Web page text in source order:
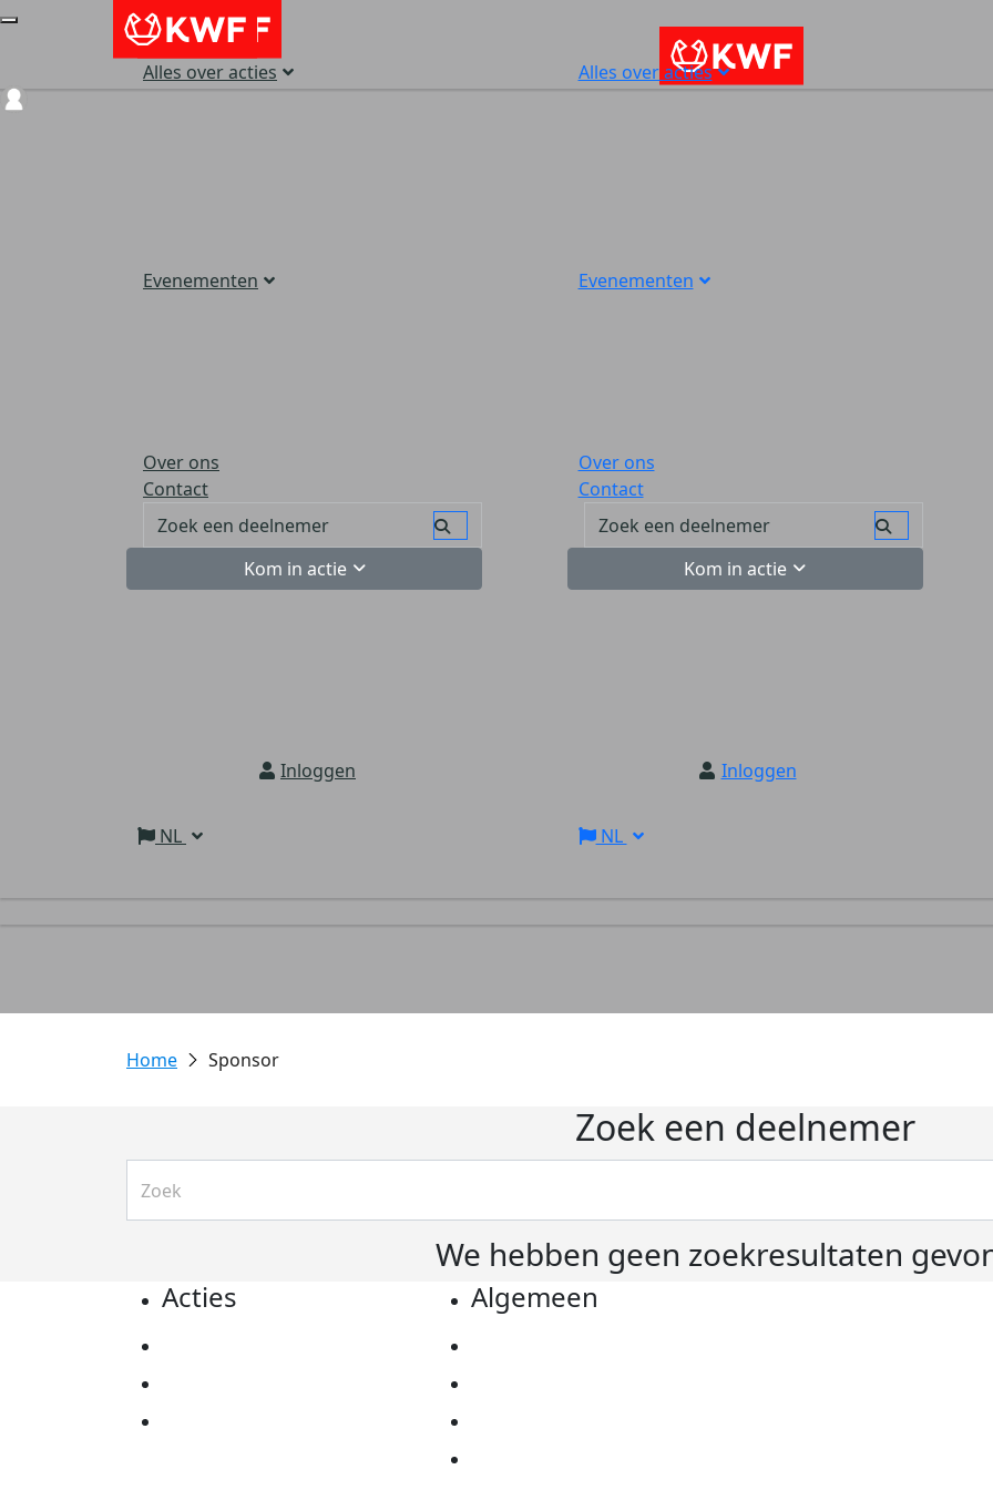
Alles over acties
Evenementen
Over ons
Contact
Kom in actie
Inloggen
NL
Alles over acties
Evenementen
Over ons
Contact
Kom in actie
Inloggen
NL
Sponsor
Zoek een deelnemer
We hebben geen zoekresultaten
Acties Algemeen